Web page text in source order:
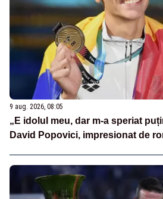
9 aug. 2026, 08:05
„E idolul meu, dar m-a speriat
David Popovici, impresionat de